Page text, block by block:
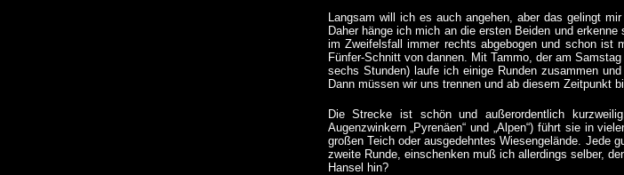
Langsam will ich es auch angehen, aber das gelingt
Daher hänge ich mich an die ersten Beiden und
im Zweifelsfall immer rechts abgebogen und schon ist
Fünfer-Schnitt von dannen. Mit Tammo, der am
sechs Stunden) laufe ich einige Runden zusammen
Dann müssen wir uns trennen und ab diesem Zeitpunkt
Die Strecke ist schön und außerordentlich
Augenzwinkern „Pyrenäen“ und „Alpen“) führt sie in
großen Teich oder ausgedehntes Wiesengelände. Jede
zweite Runde, einschenken muß ich allerdings selber,
Hansel hin?